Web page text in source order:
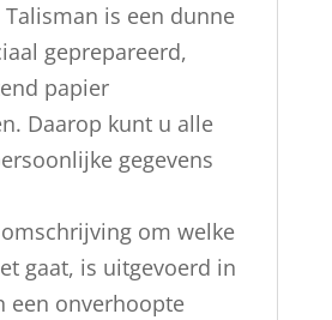
Talisman is een dunne
geprepareerd,
papier
Daarop kunt u alle
gegevens
om welke
gaat, is uitgevoerd in
een onverhoopte